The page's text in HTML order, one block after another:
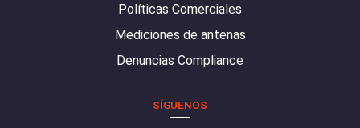
Políticas Comerciales
Mediciones de antenas
Denuncias Compliance
SÍGUENOS